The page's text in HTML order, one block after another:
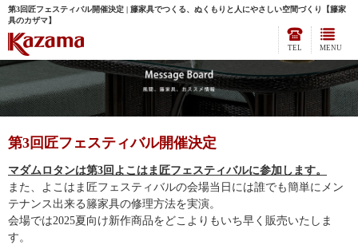
第3回匠フェスティバル開催決定 | 籐家具でつくる、ぬくもりと人にやさしい空間づくり【籐家
具のカザマ】
MENU
TEL
第3回匠フェスティバル開催決定
マダムロタンは第3回よこはま匠フェスティバルに参加します。
また、よこはま匠フェスティバルの会場当日には誰でも簡単にメン
テナンス出来る籐家具の修理方法を実演。
会場では2025夏向け新作商品をどこよりもいち早く販売いたしま
す。